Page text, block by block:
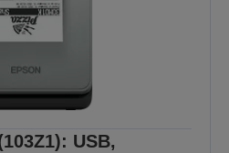
USB,